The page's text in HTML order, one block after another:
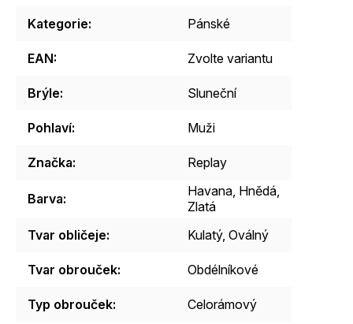
Kategorie: Pánské
EAN: Zvolte variantu
Brýle: Sluneční
Pohlaví: Muži
Značka: Replay
Barva: Havana Hnědá
Zlatá
Tvar obličeje: Kulatý, Oválný
Tvar obrouček: Obdélníkové
Typ obrouček: Celorámový